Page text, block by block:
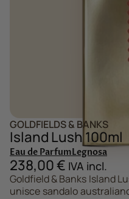
GOLDFIELDS & BANKS
Island Lush 100ml
Eau de ParfumLegnosa
238,00€ IVA incl.
Goldfield & Banks Island
unisce sandalo